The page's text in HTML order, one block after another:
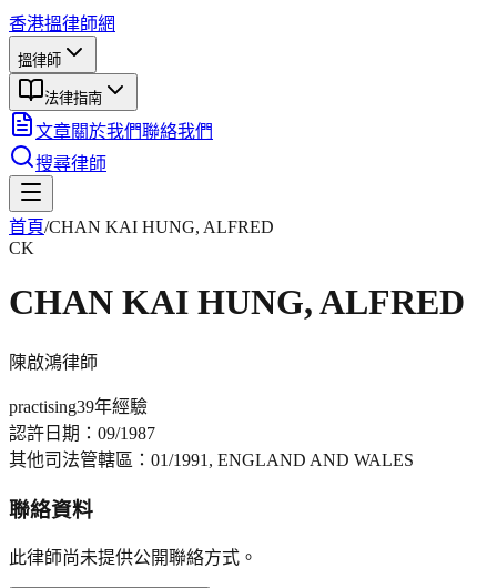
香港搵律師網
搵律師
法律指南
文章關於我們聯絡我們
搜尋律師
首頁/CHAN KAI HUNG, ALFRED
CK
CHAN KAI HUNG, ALFRED
陳啟鴻律師
practising39年經驗
認許日期： 09/1987
其他司法管轄區： 01/1991, ENGLAND AND WALES
聯絡資料
此律師尚未提供公開聯絡方式。